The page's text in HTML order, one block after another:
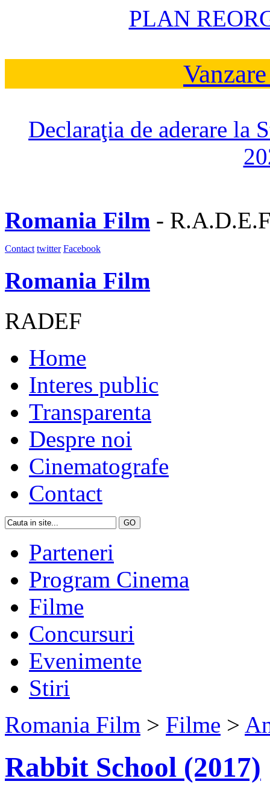
PLAN
Declaraţia de aderare la
Romania Film -
Contact twitter Facebook
Romania Film
RADEF
Home
Interes public
Transparenta
Despre noi
Cinematografe
Contact
Parteneri
Program Cinema
Filme
Concursuri
Evenimente
Stiri
Romania Film > Filme >
Rabbit School (2017)